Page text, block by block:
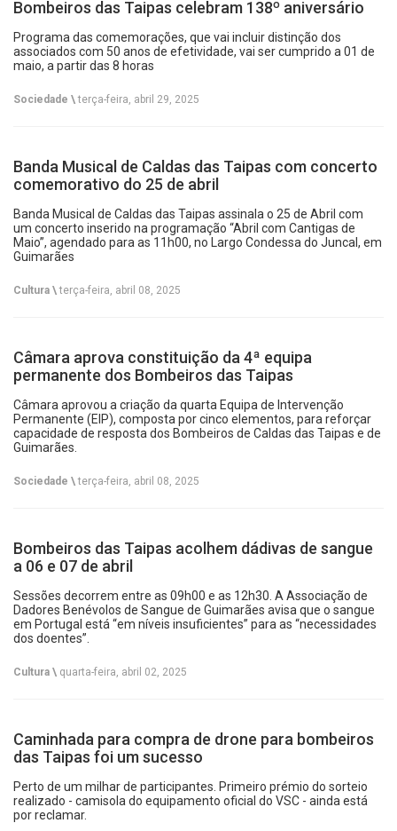
Bombeiros das Taipas celebram 138º aniversário
Programa das comemorações, que vai incluir distinção dos
associados com 50 anos de efetividade, vai ser cumprido a 01 de
maio, a partir das 8 horas
Sociedade \terça-feira, abril 29, 2025
Banda Musical de Caldas das Taipas com concerto
comemorativo do 25 de abril
Banda Musical de Caldas das Taipas assinala o 25 de Abril com
um concerto inserido na programação “Abril com Cantigas de
Maio”, agendado para as 11h00, no Largo Condessa do Juncal, em
Guimarães
Cultura \terça-feira, abril 08, 2025
Câmara aprova constituição da 4ª equipa
permanente dos Bombeiros das Taipas
Câmara aprovou a criação da quarta Equipa de Intervenção
Permanente (EIP), composta por cinco elementos, para reforçar
capacidade de resposta dos Bombeiros de Caldas das Taipas e de
Guimarães.
Sociedade \terça-feira, abril 08, 2025
Bombeiros das Taipas acolhem dádivas de sangue
a 06 e 07 de abril
Sessões decorrem entre as 09h00 e as 12h30. A Associação de
Dadores Benévolos de Sangue de Guimarães avisa que o sangue
em Portugal está “em níveis insuficientes” para as “necessidades
dos doentes”.
Cultura \ quarta-feira, abril 02, 2025
Caminhada para compra de drone para bombeiros
das Taipas foi um sucesso
Perto de um milhar de participantes. Primeiro prémio do sorteio
realizado - camisola do equipamento oficial do VSC - ainda está
por reclamar.